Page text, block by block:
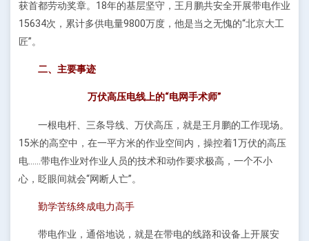
获首都劳动奖章。18年的基层坚守，王月鹏共安全开展带电作业
15634次，累计多供电量9800万度，他是当之无愧的“北京大工
匠”。
二、主要事迹
万伏高压电线上的“电网手术师”
一根电杆、三条导线、万伏高压，就是王月鹏的工作现场。
15米的高空中，在一平方米的作业空间内，操控着1万伏的高压
电……带电作业对作业人员的技术和动作要求极高，一个不小
心，眨眼间就会“网断人亡”。
勤学苦练终成电力高手
带电作业，通俗地说，就是在带电的线路和设备上开展安